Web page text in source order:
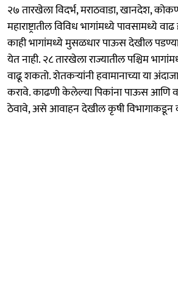
२७ तारखेला विदर्भ, मराठवाडा, खानदेश,
महाराष्ट्रातील विविध भागांमध्ये पावसामध्ये
काही भागांमध्ये मुसळधार पाऊस देखील
येत नाही. २८ तारखेला राज्यातील पश्चिम
वाढू शकतो. शेतकऱ्यांनी हवामानाच्या या
करावे. काढणी केलेल्या पिकांना पाऊस आणि
ठेवावे, असे आवाहन देखील कृषी